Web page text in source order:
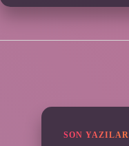
SON YAZILAR